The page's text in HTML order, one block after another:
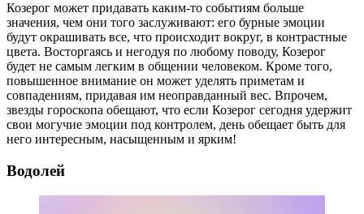
Козерог может придавать каким-то событиям больше
значения, чем они того заслуживают: его бурные эмоции
будут окрашивать все, что происходит вокруг, в контрастные
цвета. Восторгаясь и негодуя по любому поводу, Козерог
будет не самым легким в общении человеком. Кроме того,
повышенное внимание он может уделять приметам и
совпадениям, придавая им неоправданный вес. Впрочем,
звезды гороскопа обещают, что если Козерог сегодня удержит
свои могучие эмоции под контролем, день обещает быть для
него интересным, насыщенным и ярким!
Водолей